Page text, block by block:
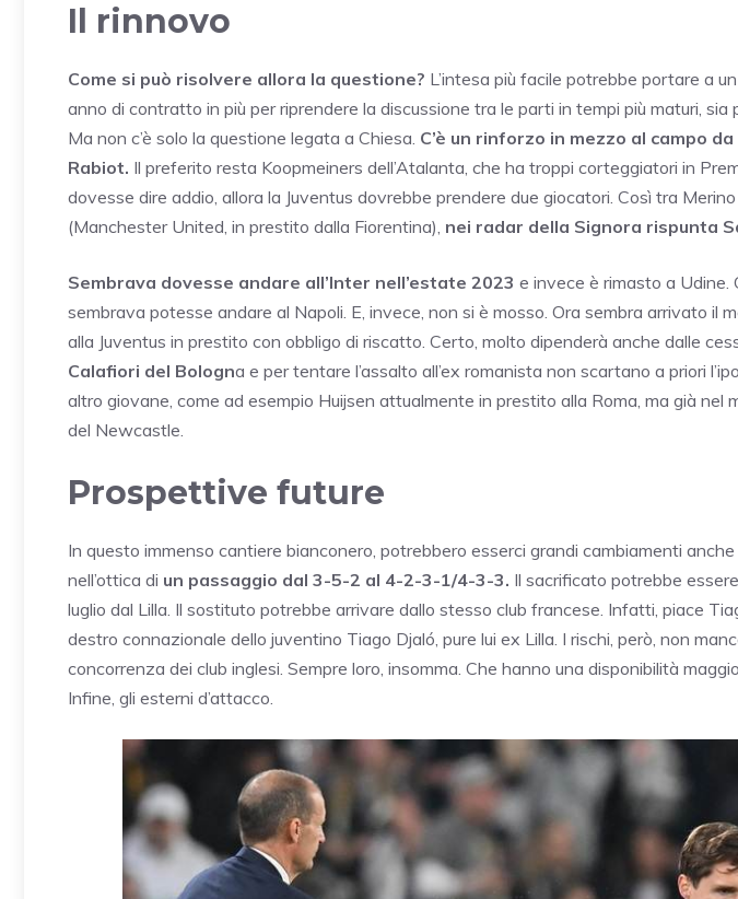
Il rinnovo
Come si può risolvere allora la questione? L’intesa più facile potrebbe portare a
anno di contratto in più per riprendere la discussione tra le parti in tempi più maturi, sia
Ma non c’è solo la questione legata a Chiesa. C’è un rinforzo in mezzo al campo
Rabiot. Il preferito resta Koopmeiners dell’Atalanta, che ha troppi corteggiatori in
dovesse dire addio, allora la Juventus dovrebbe prendere due giocatori. Così tra
(Manchester United, in prestito dalla Fiorentina), nei radar della Signora rispunta
Sembrava dovesse andare all’Inter nell’estate 2023 e invece è rimasto a Udine.
sembrava potesse andare al Napoli. E, invece, non si è mosso. Ora sembra arrivato il
alla Juventus in prestito con obbligo di riscatto. Certo, molto dipenderà anche dalle
Calafiori del Bologna e per tentare l’assalto all’ex romanista non scartano a priori
altro giovane, come ad esempio Huijsen attualmente in prestito alla Roma, ma già nel
del Newcastle.
Prospettive future
In questo immenso cantiere bianconero, potrebbero esserci grandi cambiamenti
nell’ottica di un passaggio dal 3-5-2 al 4-2-3-1/4-3-3. Il sacrificato potrebbe
luglio dal Lilla. Il sostituto potrebbe arrivare dallo stesso club francese. Infatti, piace
destro connazionale dello juventino Tiago Djaló, pure lui ex Lilla. I rischi, però, non
concorrenza dei club inglesi. Sempre loro, insomma. Che hanno una disponibilità
Infine, gli esterni d’attacco.